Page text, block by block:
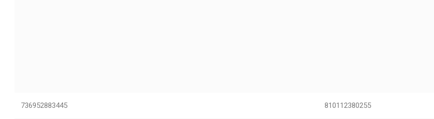
736952883445 810112380255